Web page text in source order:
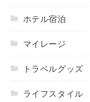
ホテル宿泊
マイレージ
トラベルグッズ
ライフスタイル